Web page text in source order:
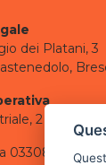
dei Platani, 3
2 - 25082
03308130982